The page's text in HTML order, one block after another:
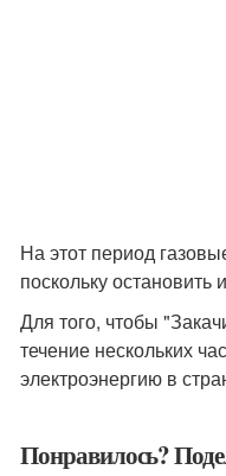
На этот период
поскольку
Для того, чтобы
течение нескольких
электроэнергию в
Понравилось?